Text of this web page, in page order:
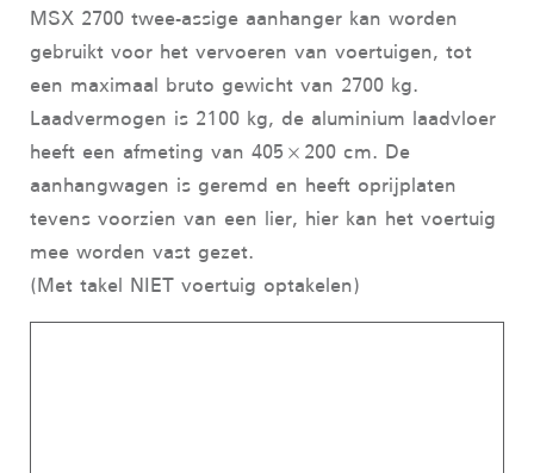
MSX 2700 twee-assige aanhanger kan worden
gebruikt voor het vervoeren van voertuigen, tot
een maximaal bruto gewicht van 2700 kg.
Laadvermogen is 2100 kg, de aluminium laadvloer
heeft een afmeting van 405×200 cm. De
aanhangwagen is geremd en heeft oprijplaten
tevens voorzien van een lier, hier kan het voertuig
mee worden vast gezet.
(Met takel NIET voertuig optakelen)